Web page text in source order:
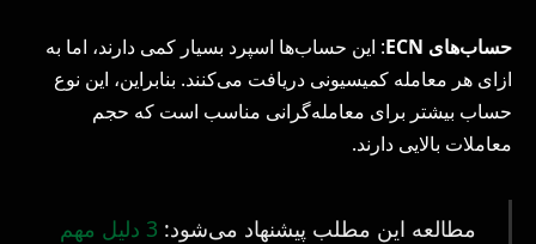
حساب‌های
: این حساب‌ها اسپرد بسیار کمی دارند، اما به
ازای هر معامله کمیسیونی دریافت می‌کنند. بنابراین، این نوع
حساب بیشتر برای معامله‌گرانی مناسب است که حجم
معاملات بالایی دارند.
مطالعه این مطلب پیشنهاد می‌شود:
3 دلیل مهم